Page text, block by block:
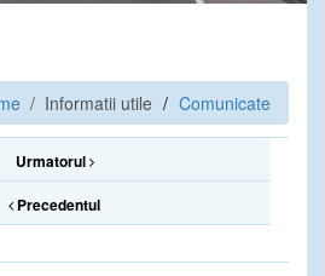
/ Informatii utile Comunicate
Urmatorul
Precedentul